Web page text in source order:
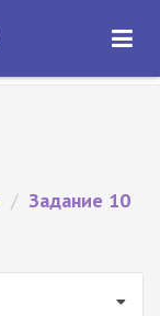
ОТКРЫТЬ
/ Задание 10